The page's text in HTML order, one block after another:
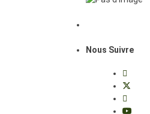
Nous Suivre